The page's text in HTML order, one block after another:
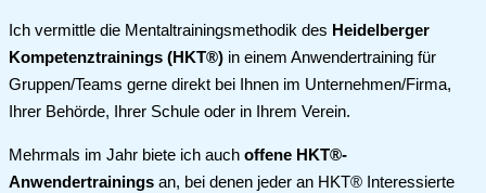
Ich vermittle die Mentaltrainingsmethodik des Heidelberger
Kompetenztrainings (HKT®) in einem Anwendertraining für
Gruppen/Teams gerne direkt bei Ihnen im Unternehmen/Firma,
Ihrer Behörde, Ihrer Schule oder in Ihrem Verein.
Mehrmals im Jahr biete ich auch offene HKT®-
Anwendertrainings an, bei denen jeder an HKT® Interessierte